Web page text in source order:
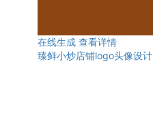
在线生成 查看详情
臻鲜小炒店铺logo头像设计